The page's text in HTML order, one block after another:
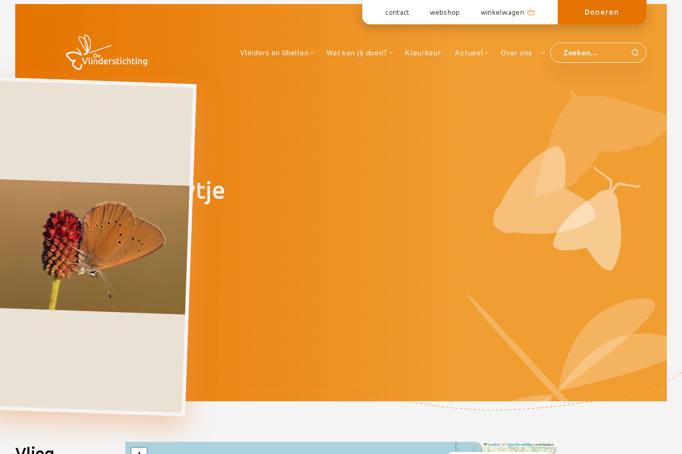
contact webshop winkelwagen Doneren
Vlinders en libellen Wat kan jij doen? Kleurkeur Actueel Over ons
pimpernelblauwtje
PHENGARIS
NAUSITHOUS
Ga direct naar
Verspreiding
Levenscyclus
Herkenning
Foto's
Leaflet|©OpenStreetMapcontributors